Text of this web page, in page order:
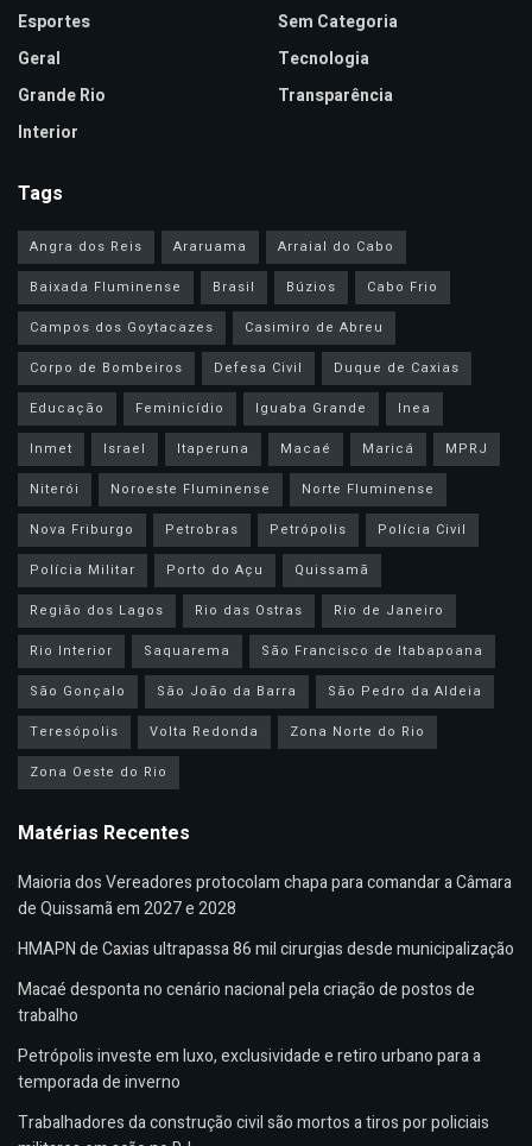
Esportes
Geral
Grande Rio
Interior
Sem Categoria
Tecnologia
Transparência
Tags
Angra dos Reis Araruama
Arraial do Cabo
Baixada Fluminense
Brasil Búzios
Cabo Frio
Campos dos Goytacazes
Casimiro de Abreu
Corpo de Bombeiros
Defesa Civil
Duque de Caxias
Educação
Feminicídio Iguaba Grande
Inea
Inmet
Israel Itaperuna Macaé Maricá
MPRJ
Niterói
Noroeste Fluminense
Norte Fluminense
Nova Friburgo
Petrobras Petrópolis
Polícia Civil
Polícia Militar
Porto do Açu
Quissamã
Região dos Lagos
Rio das Ostras
Rio de Janeiro
Rio Interior
Saquarema
São Francisco de Itabapoana
São Gonçalo
São João da Barra
São Pedro da Aldeia
Teresópolis
Volta Redonda
Zona Norte do Rio
Zona Oeste do Rio
Matérias Recentes
Maioria dos Vereadores protocolam chapa para comandar a Câmara
de Quissamã em 2027 e 2028
HMAPN de Caxias ultrapassa 86 mil cirurgias desde municipalização
Macaé desponta no cenário nacional pela criação de postos de
trabalho
Petrópolis investe em luxo, exclusividade e retiro urbano para a
temporada de inverno
Trabalhadores da construção civil são mortos a tiros por policiais